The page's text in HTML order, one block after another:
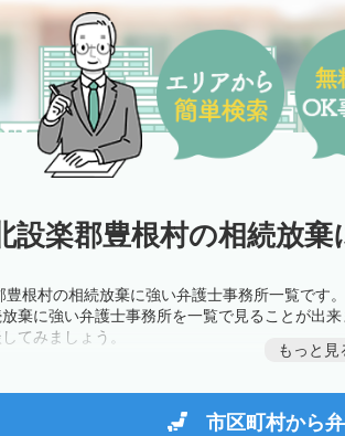
設楽郡豊根村の相続放
豊根村の相続放棄に強い弁護士事務所一覧です
棄に強い弁護士事務所を一覧で見ることが出
てみましょう。
もっと見
市区町村から